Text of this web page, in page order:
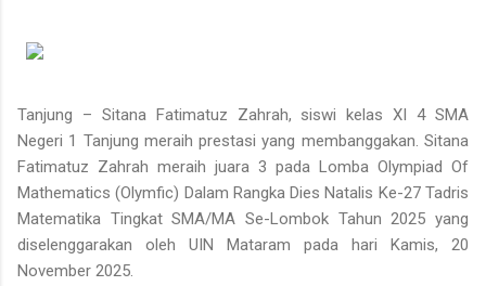
Tanjung – Sitana Fatimatuz Zahrah, siswi kelas XI 4 SMA
Negeri 1 Tanjung meraih prestasi yang membanggakan. Sitana
Fatimatuz Zahrah meraih juara 3 pada Lomba Olympiad Of
Mathematics (Olymfic) Dalam Rangka Dies Natalis Ke-27 Tadris
Matematika Tingkat SMA/MA Se-Lombok Tahun 2025 yang
diselenggarakan oleh UIN Mataram pada hari Kamis, 20
November 2025.